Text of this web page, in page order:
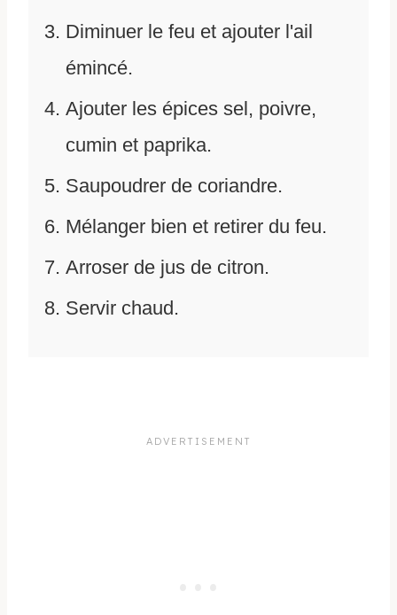
Diminuer le feu et ajouter l'ail
émincé.
Ajouter les épices sel, poivre,
cumin et paprika.
Saupoudrer de coriandre.
Mélanger bien et retirer du feu.
Arroser de jus de citron.
Servir chaud.